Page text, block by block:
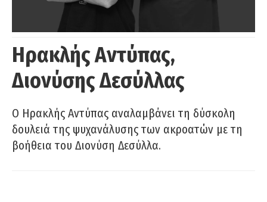
Ηρακλής Αντύπας,
Διονύσης Δεσύλλας
Ο Ηρακλής Αντύπας αναλαμβάνει τη δύσκολη
δουλειά της ψυχανάλυσης των ακροατών με τη
βοήθεια του Διονύση Δεσύλλα.